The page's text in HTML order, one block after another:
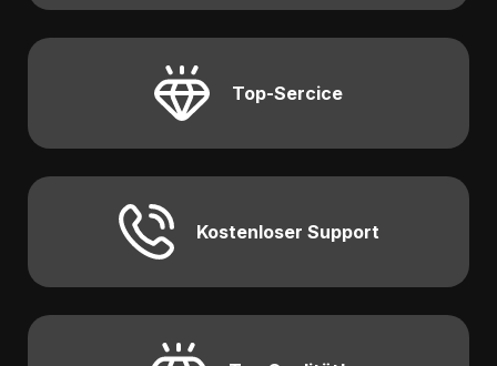
Top-Sercice
Kostenloser Support